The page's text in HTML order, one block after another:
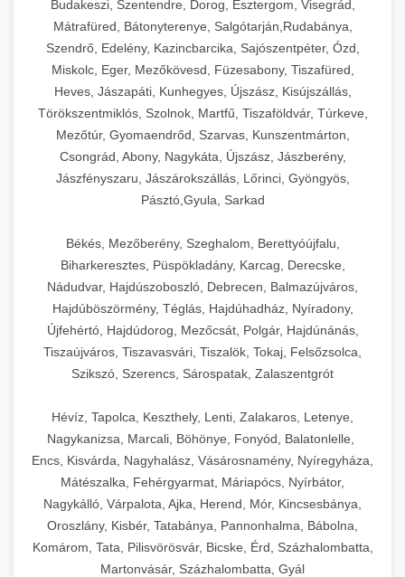
Budakeszi, Szentendre, Dorog, Esztergom, Visegrád,
Mátrafüred, Bátonyterenye, Salgótarján,Rudabánya,
Szendrő, Edelény, Kazincbarcika, Sajószentpéter, Ózd,
Miskolc, Eger, Mezőkövesd, Füzesabony, Tiszafüred,
Heves, Jászapáti, Kunhegyes, Újszász, Kisújszállás,
Törökszentmiklós, Szolnok, Martfű, Tiszaföldvár, Túrkeve,
Mezőtúr, Gyomaendrőd, Szarvas, Kunszentmárton,
Csongrád, Abony, Nagykáta, Újszász, Jászberény,
Jászfényszaru, Jászárokszállás, Lőrinci, Gyöngyös,
Pásztó,Gyula, Sarkad
Békés, Mezőberény, Szeghalom, Berettyóújfalu,
Biharkeresztes, Püspökladány, Karcag, Derecske,
Nádudvar, Hajdúszoboszló, Debrecen, Balmazújváros,
Hajdúböszörmény, Téglás, Hajdúhadház, Nyíradony,
Újfehértó, Hajdúdorog, Mezőcsát, Polgár, Hajdúnánás,
Tiszaújváros, Tiszavasvári, Tiszalök, Tokaj, Felsőzsolca,
Szikszó, Szerencs, Sárospatak, Zalaszentgrót
Hévíz, Tapolca, Keszthely, Lenti, Zalakaros, Letenye,
Nagykanizsa, Marcali, Böhönye, Fonyód, Balatonlelle,
Encs, Kisvárda, Nagyhalász, Vásárosnamény, Nyíregyháza,
Mátészalka, Fehérgyarmat, Máriapócs, Nyírbátor,
Nagykálló, Várpalota, Ajka, Herend, Mór, Kincsesbánya,
Oroszlány, Kisbér, Tatabánya, Pannonhalma, Bábolna,
Komárom, Tata, Pilisvörösvár, Bicske, Érd, Százhalombatta,
Martonvásár, Százhalombatta, Gyál